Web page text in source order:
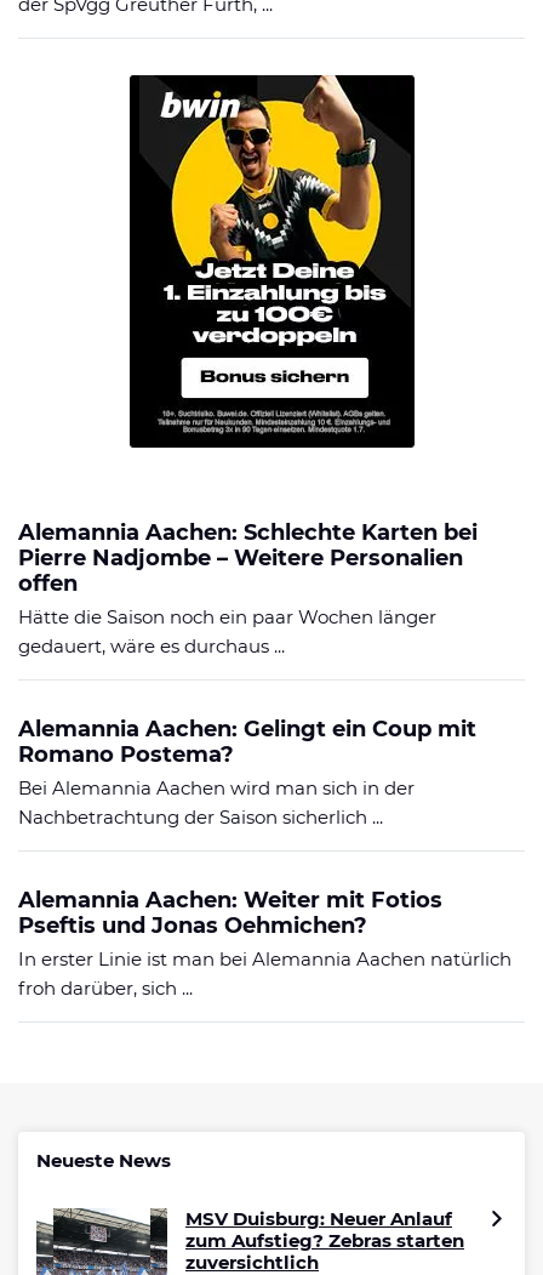
Alemannia Aachen: Schlechte Karten bei
Pierre Nadjombe – Weitere Personalien
offen
Hätte die Saison noch ein paar Wochen länger
gedauert, wäre es durchaus ...
Alemannia Aachen: Gelingt ein Coup mit
Romano Postema?
Bei Alemannia Aachen wird man sich in der
Nachbetrachtung der Saison sicherlich ...
Alemannia Aachen: Weiter mit Fotios
Pseftis und Jonas Oehmichen?
In erster Linie ist man bei Alemannia Aachen natürlich
froh darüber, sich ...
Neueste News
MSV Duisburg: Neuer Anlauf
zum Aufstieg? Zebras starten
zuversichtlich